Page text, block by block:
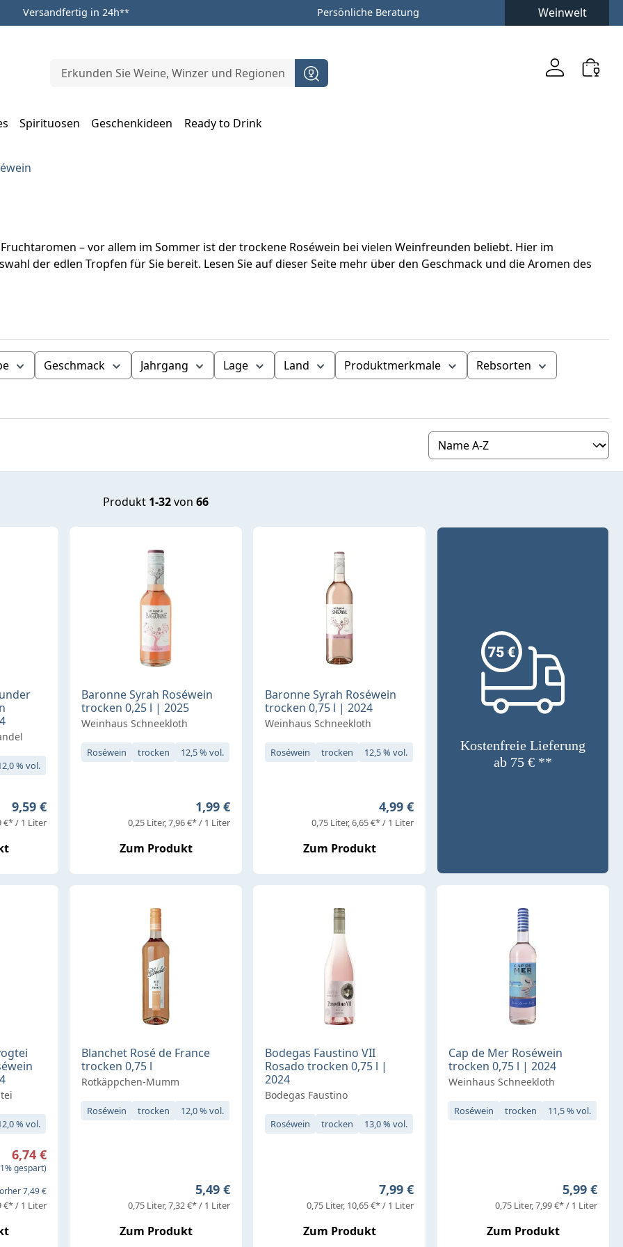
Versandfertig in 24h** Persönliche Beratung Weinwelt
Spirituosen Geschenkideen
Ready to Drink
– vor allem im Sommer ist der trockene Roséwein bei vielen Weinfreunden beliebt. Hier im
der edlen Tropfen für Sie bereit. Lesen Sie auf dieser Seite mehr über den Geschmack und die Aromen des
Geschmack Jahrgang Lage Land Produktmerkmale
Rebsorten
Produkt 1-32von 66
% vol.
Regulärer Preis:
9,59 €
€* / 1 Liter
Baronne Syrah Roséwein
trocken 0,25 l | 2025
Weinhaus Schneekloth
Roséwein trocken 12,5 % vol.
Regulärer Preis:
1,99 €
0,25 Liter 7,96 €* / 1 Liter
Zum Produkt
Baronne Syrah Roséwein
trocken 0,75 l | 2024
Weinhaus Schneekloth
Roséwein trocken 12,5 % vol.
Regulärer Preis:
4,99 €
0,75 Liter 6,65 €* / 1 Liter
Zum Produkt
Kostenfreie Lieferung
ab 75 € **
% vol.
6,74 €
gespart)
7,49 €
€* / 1 Liter
Blanchet Rosé de France
trocken 0,75 l
Rotkäppchen-Mumm
Roséwein trocken 12,0 % vol.
Regulärer Preis:
5,49 €
0,75 Liter 7,32 €* / 1 Liter
Zum Produkt
Bodegas Faustino VII
Rosado trocken 0,75 l |
2024
Bodegas Faustino
Roséwein trocken 13,0 % vol.
Regulärer Preis:
7,99 €
0,75 Liter 10,65 €* / 1 Liter
Zum Produkt
Cap de Mer Roséwein
trocken 0,75 l | 2024
Weinhaus Schneekloth
Roséwein trocken 11,5 % vol.
Regulärer
5,99 €
0,75 Liter 7,99 €* / 1 Liter
Zum Produkt